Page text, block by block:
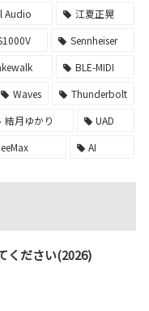
Audio
江夏正晃
Sennheiser
BLE-MIDI
Waves
Thunderbolt
結月ゆかり
UAD
AI
ください(2026)